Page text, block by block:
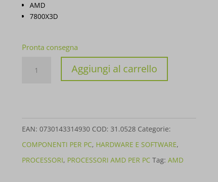
AMD
7800X3D
Pronta consegna
7800X3D
4.2GHZ
100-
Aggiungi al carrello
EAN: 0730143314930 COD: 31.0528 Categorie:
COMPONENTI PER PC, HARDWARE E SOFTWARE,
PROCESSORI, PROCESSORI AMD PER PC Tag: AMD